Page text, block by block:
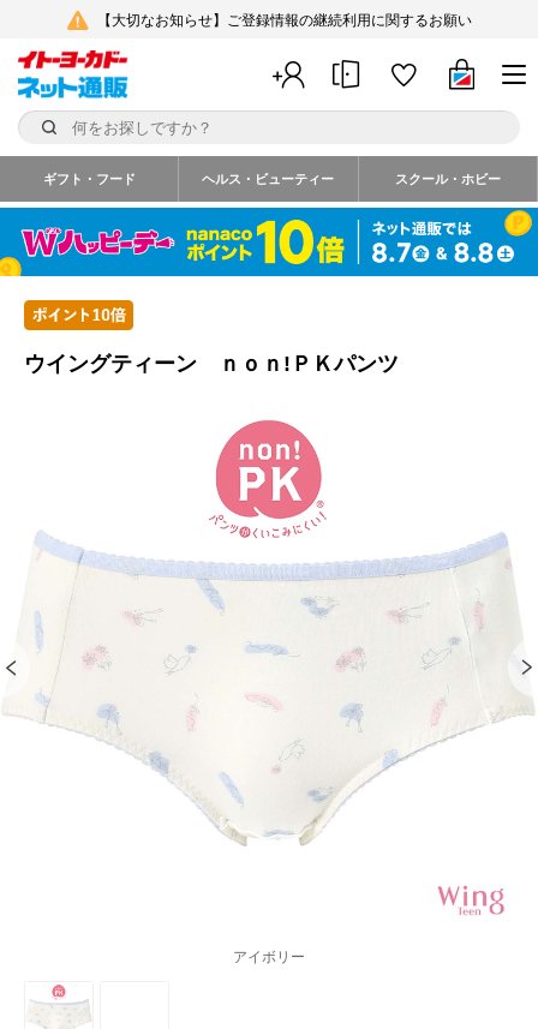
【大切なお知らせ】ご登録情報の継続利用に関するお願い
ギフト・フード ヘルス・ビューティー スクール・ホビー
ウイングティーン ｎｏｎ!ＰＫパンツ
アイボリー